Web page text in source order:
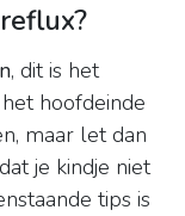
, dit is het
hoofdeinde
maar let dan
je kindje niet
tips is